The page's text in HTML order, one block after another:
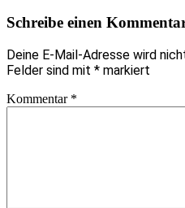
Schreibe einen
Deine E-Mail-Adresse wird
Felder sind mit * markiert
Kommentar *